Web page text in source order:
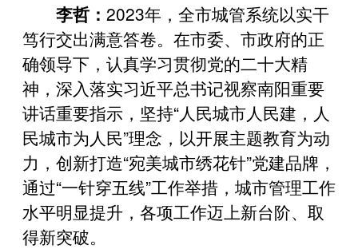
李哲： 2023年，全市城管系统以实干
笃行交出满意答卷。在市委、市政府的正
确领导下，认真学习贯彻党的二十大精
神，深入落实习近平总书记视察南阳重要
讲话重要指示，坚持“人民城市人民建，人
民城市为人民”理念，以开展主题教育为动
力，创新打造“宛美城市绣花针”党建品牌，
通过“一针穿五线”工作举措，城市管理工作
水平明显提升，各项工作迈上新台阶、取
得新突破。